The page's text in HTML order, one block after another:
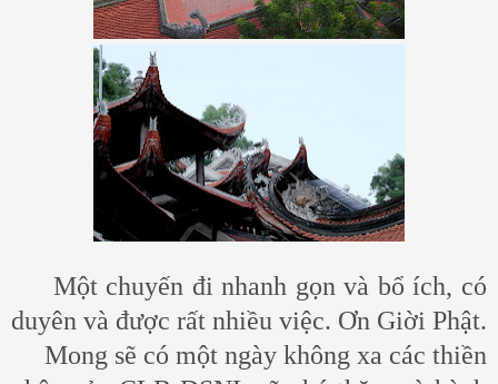
Một chuyến đi nhanh gọn và bổ ích, có
duyên và được rất nhiều việc. Ơn Giời Phật.
Mong sẽ có một ngày không xa các thiền